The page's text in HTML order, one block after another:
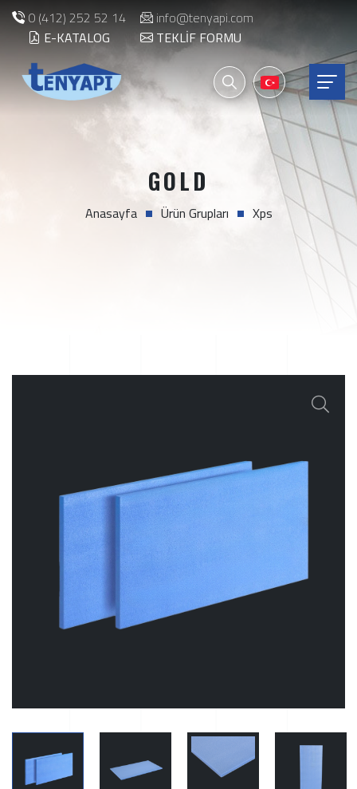
0 (412) 252 52 14
info@tenyapi.com
E-KATALOG
TEKLIF FORMU
GOLD
Anasayfa Ürün Grupları Xps